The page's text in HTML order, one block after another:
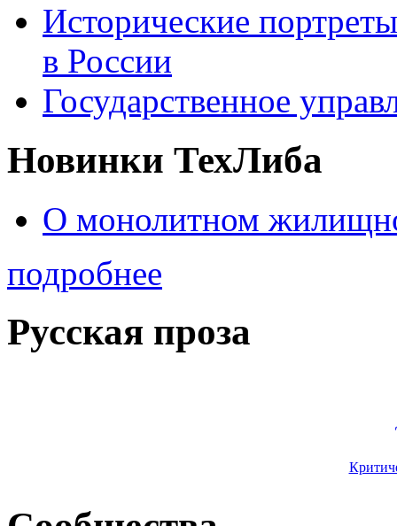
Исторические
в России
Государственное
Новинки ТехЛиба
О монолитном
подробнее
Русская проза